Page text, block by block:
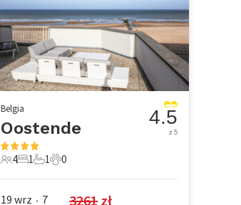
Belgia
Oostende
4 Goście
4
1 Sypialnia
1
1 Łazienka
1
0 Zwierzęta domowe
0
4.5
z 5
19 wrz • 7
3261 zł